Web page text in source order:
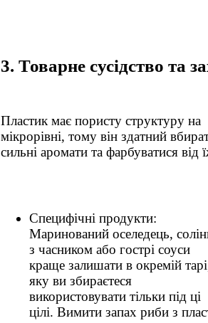
3. Товарне сусідство та
Пластик має пористу структуру на
мікрорівні, тому він здатний
сильні аромати та фарбуватися від
Специфічні продукти:
Маринований оселедець,
з часником або гострі соуси
краще залишати в окремій
яку ви збираєтеся
використовувати тільки під ці
цілі. Вимити запах риби з